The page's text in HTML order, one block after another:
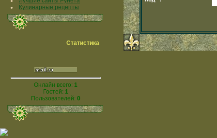
Кулинарные рецепты
Статистика
Онлайн всего: 1
Гостей: 1
Пользователей: 0